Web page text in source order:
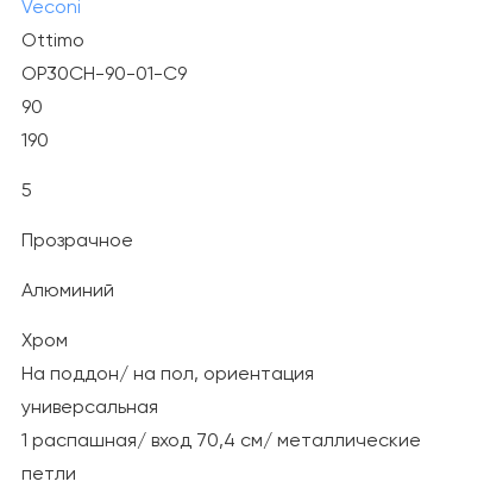
Veconi
Ottimo
OP30CH-90-01-C9
90
190
5
Прозрачное
Алюминий
Хром
На поддон/ на пол, ориентация
универсальная
1 распашная/ вход 70,4 см/ металлические
петли